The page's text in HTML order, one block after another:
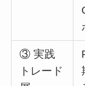
③ 実践
トレード